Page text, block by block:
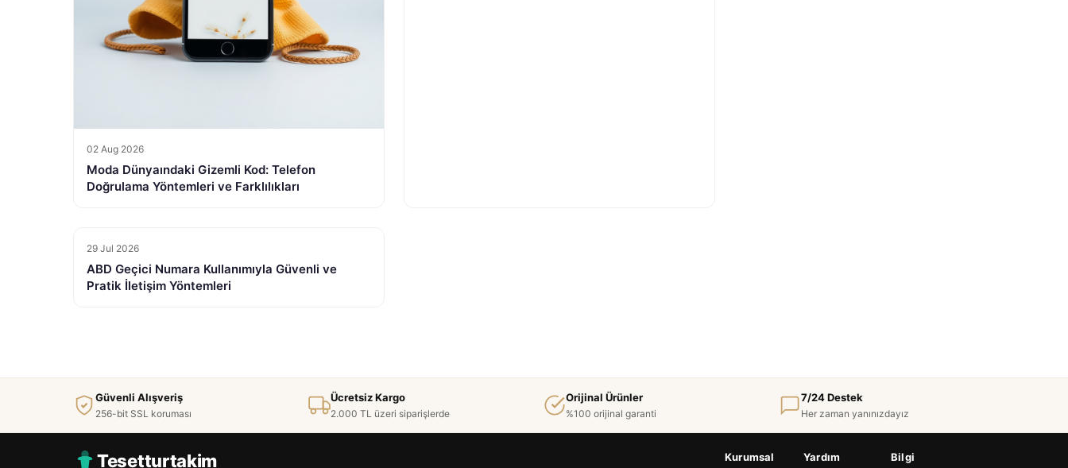
02 Aug 2026
Moda Dünyaındaki Gizemli Kod: Telefon
Doğrulama Yöntemleri ve Farklılıkları
29 Jul 2026
ABD Geçici Numara Kullanımıyla Güvenli ve
Pratik İletişim Yöntemleri
Güvenli Alışveriş
256-bit SSL koruması
Ücretsiz Kargo
2.000 TL üzeri siparişlerde
Orijinal Ürünler
%100 orijinal garanti
7/24 Destek
Her zaman yanınızdayız
Tesetturtakim Kurumsal Yardım Bilgi